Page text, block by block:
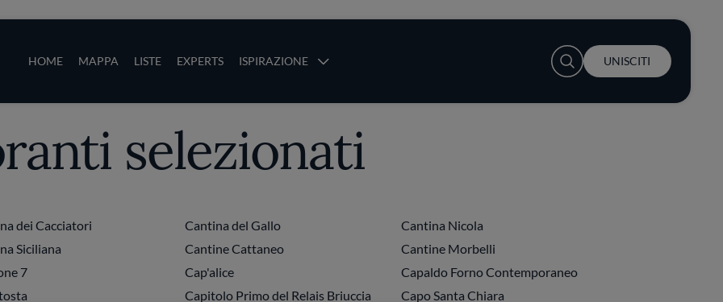
Salta al contenuto principale
HOME MAPPA LISTE EXPERTS ISPIRAZIONE
User account menu
UNISCITI
selezionati
dei Cacciatori Cantina del Gallo
Cantina Nicola
Siciliana Cantine Cattaneo
Cantine Morbelli
7 Cap'alice
Capaldo Forno Contemporaneo
Capitolo Primo del Relais Briuccia
Capo Santa Chiara